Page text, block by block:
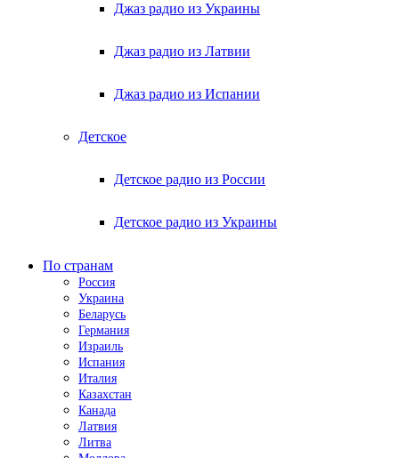
Джаз радио из Украины
Джаз радио из Латвии
Джаз радио из Испании
Детское
Детское радио из России
Детское радио из Украины
По странам
Россия
Украина
Беларусь
Германия
Израиль
Испания
Италия
Казахстан
Канада
Латвия
Литва